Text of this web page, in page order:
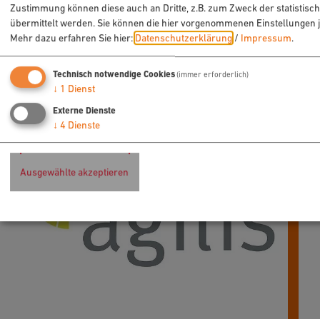
Sponsoren:
Zustimmung können diese auch an Dritte, z.B. zum Zweck der
übermittelt werden. Sie können die hier vorgenommenen Einstellungen
Mehr dazu erfahren Sie hier: Datenschutzerklärung / Impressum.
Technisch notwendige Cookies(immer erforderlich)
↓ 1 Dienst
Externe Dienste
↓ 4 Dienste
Ausgewählte akzeptieren